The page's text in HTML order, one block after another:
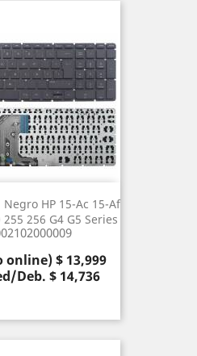
HP 15-Ac 15-Af
256 G4 G5 Series
online) $ 13,999
Deb. $ 14,736